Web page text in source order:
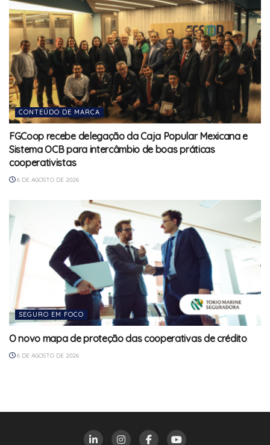
CONTEÚDO DE MARCA
FGCoop recebe delegação da Caja Popular Mexicana e
Sistema OCB para intercâmbio de boas práticas
cooperativistas
6 DE AGOSTO DE 2026
SEGURO EM FOCO
O novo mapa de proteção das cooperativas de crédito
6 DE AGOSTO DE 2026